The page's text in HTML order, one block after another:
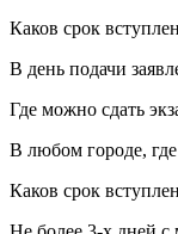
Каков срок
В день подачи
Где можно сдать
В любом городе,
Каков срок